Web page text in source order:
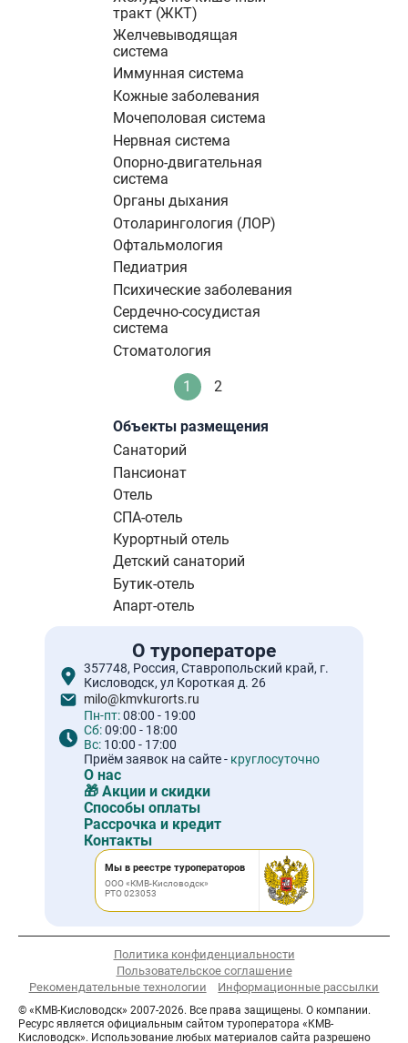
тракт (ЖКТ)
Желчевыводящая
система
Иммунная система
Кожные заболевания
Мочеполовая система
Нервная система
Опорно-двигательная
система
Органы дыхания
Отоларингология (ЛОР)
Офтальмология
Педиатрия
Психические заболевания
Сердечно-сосудистая
система
Стоматология
Нумерация
страниц Текущая
1 Стандартное
2
Объекты размещения
Санаторий
Пансионат
Отель
СПА-отель
Курортный отель
Детский санаторий
Бутик-отель
Апарт-отель
О туроператоре
357748, Россия, Ставропольский край, г.
Кисловодск, ул Короткая д. 26
milo@kmvkurorts.ru
Пн-пт:08:00 - 19:00
Сб:09:00 - 18:00
Вс: 10:00 - 17:00
Приём заявок на сайте - круглосуточно
О нас
🎁 Акции и скидки
Способы оплаты
Рассрочка и кредит
Контакты
Мы в реестре туроператоров
ООО «КМВ-Кисловодск»
РТО 023053
Политика конфиденциальности
Пользовательское соглашение
Рекомендательные технологии
Информационные рассылки
© «КМВ-Кисловодск» 2007-2026. Все права защищены. О компании.
Ресурс является официальным сайтом туроператора «КМВ-
Кисловодск». Использование любых материалов сайта разрешено